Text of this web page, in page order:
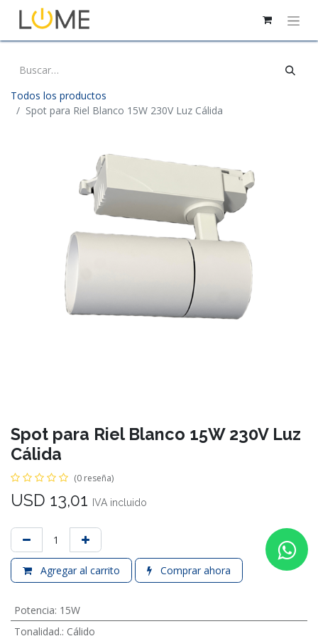
Todos los productos
Spot para Riel Blanco 15W 230V Luz Cálida
Spot para Riel Blanco 15W 230V Luz
Cálida
(0 reseña)
USD 13,01 IVA incluido
Agregar al carrito Comprar ahora
Potencia: 15W
Tonalidad.: Cálido